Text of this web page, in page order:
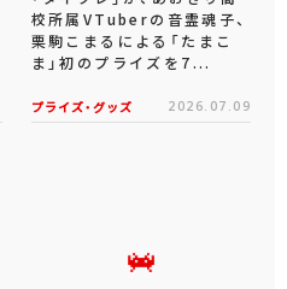
校所属VTuberの音霊魂子、
栗駒こまるによる「たまこ
ま」初のプライズを7...
プライズ・グッズ 2026.07.09